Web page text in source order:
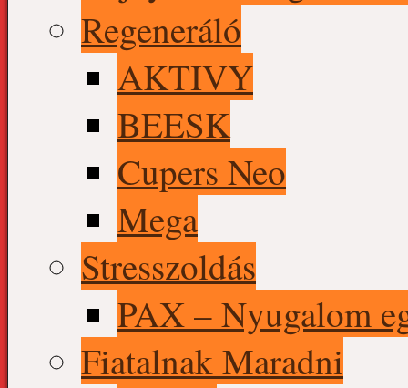
Regeneráló
AKTIVY
BEESK
Cupers Neo
Mega
Stresszoldás
PAX – Nyugalom
Fiatalnak Maradni